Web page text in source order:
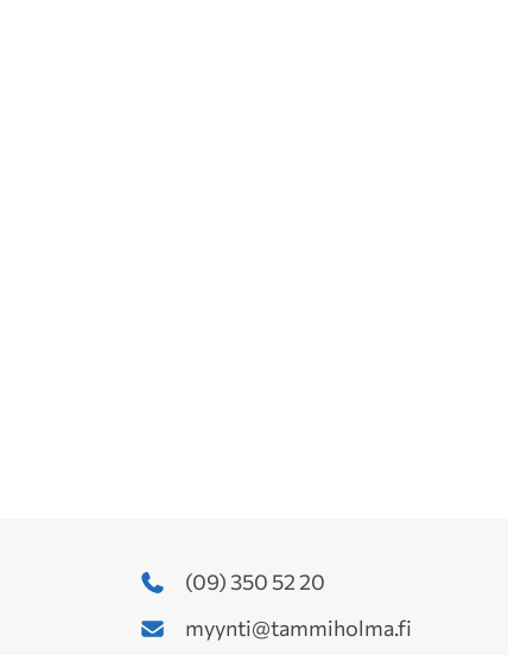
(09) 350 52 20
myynti@tammiholma.fi